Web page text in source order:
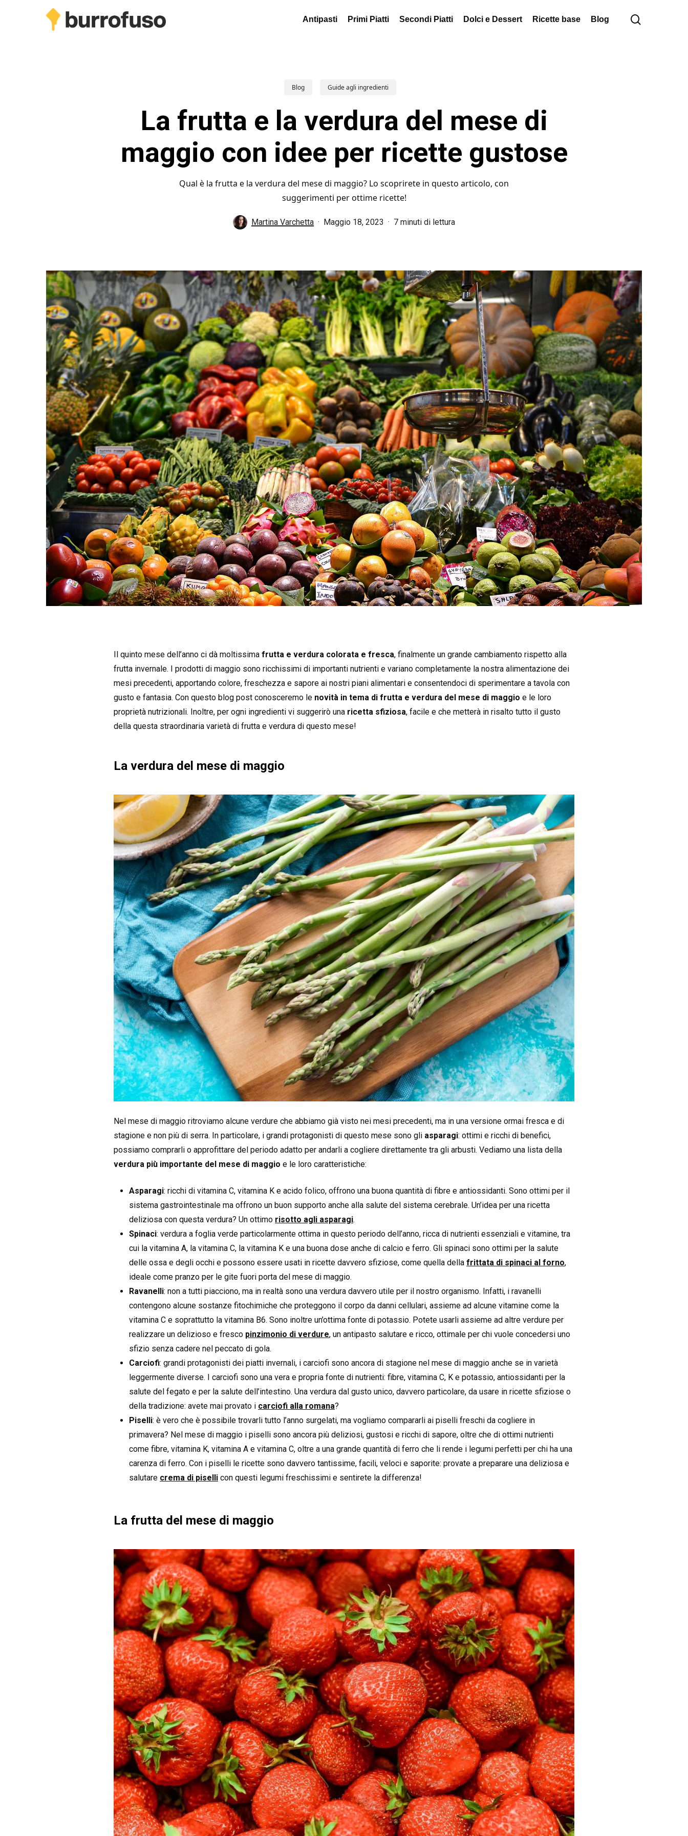
Premi invio per cercare o ESC per uscire
Antipasti Primi Piatti Secondi Piatti Dolci e Dessert Ricette base Blog
Blog Guide agli ingredienti
La frutta e la verdura del mese di
maggio con idee per ricette gustose
Qual è la frutta e la verdura del mese di maggio? Lo scoprirete in questo articolo, con
suggerimenti per ottime ricette!
Martina Varchetta Maggio 18, 2023 7 minuti di lettura
Il quinto mese dell’anno ci dà moltissima frutta e verdura colorata e fresca, finalmente un grande cambiamento rispetto alla
frutta invernale. I prodotti di maggio sono ricchissimi di importanti nutrienti e variano completamente la nostra alimentazione dei
mesi precedenti, apportando colore, freschezza e sapore ai nostri piani alimentari e consentendoci di sperimentare a tavola con
gusto e fantasia. Con questo blog post conosceremo le novità in tema di frutta e verdura del mese di maggio e le loro
proprietà nutrizionali. Inoltre, per ogni ingredienti vi suggerirò una ricetta sfiziosa, facile e che metterà in risalto tutto il gusto
della questa straordinaria varietà di frutta e verdura di questo mese!
La verdura del mese di maggio
Nel mese di maggio ritroviamo alcune verdure che abbiamo già visto nei mesi precedenti, ma in una versione ormai fresca e di
stagione e non più di serra. In particolare, i grandi protagonisti di questo mese sono gli asparagi: ottimi e ricchi di benefici,
possiamo comprarli o approfittare del periodo adatto per andarli a cogliere direttamente tra gli arbusti. Vediamo una lista della
verdura più importante del mese di maggio e le loro caratteristiche:
Asparagi: ricchi di vitamina C, vitamina K e acido folico, offrono una buona quantità di fibre e antiossidanti. Sono ottimi per il
sistema gastrointestinale ma offrono un buon supporto anche alla salute del sistema cerebrale. Un’idea per una ricetta
deliziosa con questa verdura? Un ottimo risotto agli asparagi.
Spinaci: verdura a foglia verde particolarmente ottima in questo periodo dell’anno, ricca di nutrienti essenziali e vitamine, tra
cui la vitamina A, la vitamina C, la vitamina K e una buona dose anche di calcio e ferro. Gli spinaci sono ottimi per la salute
delle ossa e degli occhi e possono essere usati in ricette davvero sfiziose, come quella della frittata di spinaci al forno,
ideale come pranzo per le gite fuori porta del mese di maggio.
Ravanelli: non a tutti piacciono, ma in realtà sono una verdura davvero utile per il nostro organismo. Infatti, i ravanelli
contengono alcune sostanze fitochimiche che proteggono il corpo da danni cellulari, assieme ad alcune vitamine come la
vitamina C e soprattutto la vitamina B6. Sono inoltre un’ottima fonte di potassio. Potete usarli assieme ad altre verdure per
realizzare un delizioso e fresco pinzimonio di verdure, un antipasto salutare e ricco, ottimale per chi vuole concedersi uno
sfizio senza cadere nel peccato di gola.
Carciofi: grandi protagonisti dei piatti invernali, i carciofi sono ancora di stagione nel mese di maggio anche se in varietà
leggermente diverse. I carciofi sono una vera e propria fonte di nutrienti: fibre, vitamina C, K e potassio, antiossidanti per la
salute del fegato e per la salute dell’intestino. Una verdura dal gusto unico, davvero particolare, da usare in ricette sfiziose o
della tradizione: avete mai provato i carciofi alla romana?
Piselli: è vero che è possibile trovarli tutto l’anno surgelati, ma vogliamo compararli ai piselli freschi da cogliere in
primavera? Nel mese di maggio i piselli sono ancora più deliziosi, gustosi e ricchi di sapore, oltre che di ottimi nutrienti
come fibre, vitamina K, vitamina A e vitamina C, oltre a una grande quantità di ferro che li rende i legumi perfetti per chi ha una
carenza di ferro. Con i piselli le ricette sono davvero tantissime, facili, veloci e saporite: provate a preparare una deliziosa e
salutare crema di piselli con questi legumi freschissimi e sentirete la differenza!
La frutta del mese di maggio